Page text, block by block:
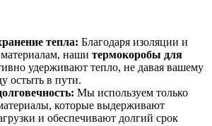
тепла: Благодаря изоляции и
наши термокоробы для
удерживают тепло, не давая вашему
остыть в пути.
Мы используем только
которые выдерживают
и обеспечивают долгий срок